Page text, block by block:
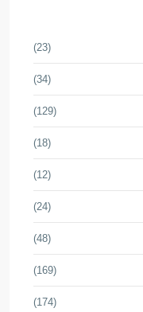
(23)
(34)
(129)
(18)
(12)
(24)
(48)
(169)
(174)